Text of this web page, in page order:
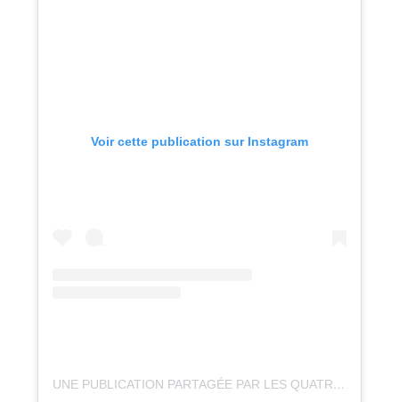
Voir cette publication sur Instagram
UNE PUBLICATION PARTAGÉE PAR LES QUATRE GOURMETS (@LES4GOURMETS)